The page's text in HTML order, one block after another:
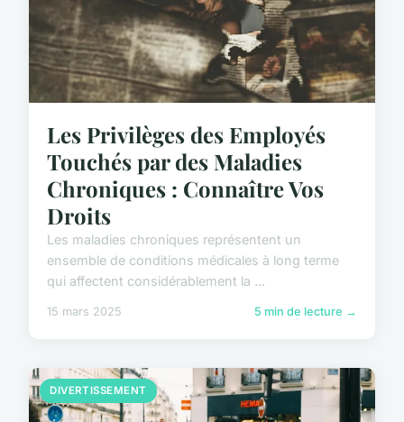
Les Privilèges des Employés
Touchés par des Maladies
Chroniques : Connaître Vos
Droits
Les maladies chroniques représentent un
ensemble de conditions médicales à long terme
qui affectent considérablement la ...
15 mars 2025 5 min de lecture →
DIVERTISSEMENT